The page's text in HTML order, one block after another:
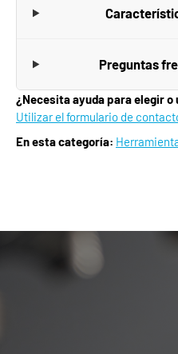
Preguntas
¿Necesita ayuda para elegir
Utilizar el formulario de
En esta categoría: